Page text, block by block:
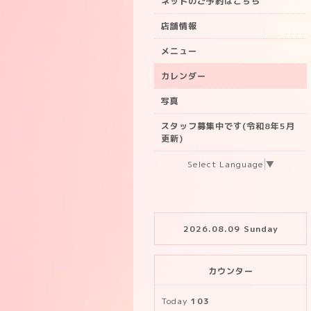
店舗情報
メニュー
カレンダー
写真
スタッフ募集中です(令和8年5月
更新)
Select Language ▼
2026.08.09 Sunday
カウンター
Today 103